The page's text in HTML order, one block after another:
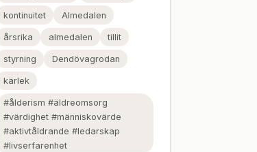
kontinuitet Almedalen
årsrika almedalen tillit
styrning Dendövagrodan
kärlek
#ålderism #äldreomsorg
#värdighet #människovärde
#aktivtåldrande #ledarskap
#livserfarenhet